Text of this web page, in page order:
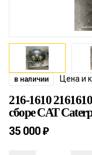
в наличии Цена и
216-1610
сборе CAT
35 000 ₽